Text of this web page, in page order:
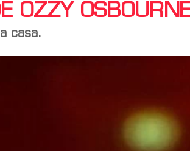
OZZY
casa.